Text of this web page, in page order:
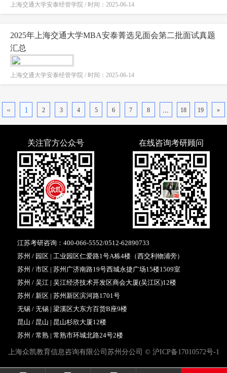
上海交通大学安泰经管学院 / 时间：2025-06-14
2025年上海交通大学MBA安泰菁选见面会第二批面试真题
汇总
上海交通大学安泰经管学院 / 时间：2025-06-14
« 1 2 3 4 5 6 7 8 ... 18 19 »
关注官方公众号 在线咨询考研顾问
江苏考研咨询： 400-066-5552/0512-62890733
苏州 / 园区 | 工业园区仁爱路1号A栋4楼（西交利物浦旁）
苏州 / 市区 | 苏州广济南路19号西城永捷广场15楼1509室
苏州 / 吴江 | 吴江经济技术开发区商会大厦(吴江区)12楼
苏州 / 新区 | 苏州新区滨河路1701号
无锡 / 无锡 | 梁溪区大东方百货B座9楼
昆山 / 昆山 | 昆山杉欣大厦12楼
苏州 / 常熟 | 常熟市环城北路24号2楼
上海众凯教育信息咨询有限公司苏州分公司 © 沪ICP备17010572号-1